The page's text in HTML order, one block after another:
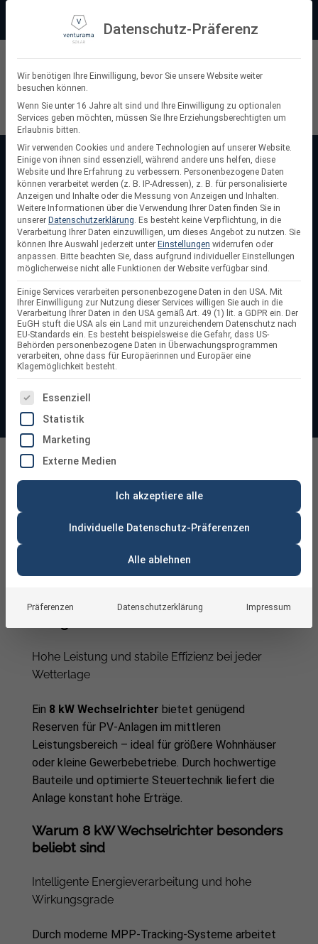
springen
+49 (0) 64 64 37 19 5 - 0
Suchen
nach:
Startseite/8 kW Wechselrichter
8 kW Wechselrichter
8 kW Wechselrichtersind leistungsstarke Allrounder für
mittlere bis größere Solaranlagen. Sie sorgen für eine
konstante Energieumwandlung, auch bei wechselnden
Bedingungen, und garantieren hohe Wirkungsgrade. Durch
deine intelligente Steuerung und langlebige Komponenten
sind sie sowohl für Privathäuser als auch für kleinere
Gewerbeanlagen eine wirtschaftliche Wahl. So nutzt du
deinen Solarstrom optimal, senkst deine Stromkosten und
erhöhst deinen Eigenverbrauch – effizient, robust und
zukunftssicher
8 kW Wechselrichter
Allrounder für mittlere bis größere
Hohe Leistung und stabile Effizienz bei jeder
Wetterlage
Ein 8 kW Wechselrichter bietet genügend
Reserven für PV-Anlagen im mittleren
Leistungsbereich – ideal für größere Wohnhäuser
oder kleine Gewerbebetriebe. Durch hochwertige
Bauteile und optimierte Steuertechnik liefert die
Anlage konstant hohe Erträge.
Warum 8 kW Wechselrichter besonders
beliebt sind
Intelligente Energieverarbeitung und hohe
Wirkungsgrade
Durch moderne MPP-Tracking-Systeme arbeitet
Datenschutz-Präferenz
Wir benötigen Ihre Einwilligung, bevor Sie unsere Website weiter
besuchen können.
Wenn Sie unter 16 Jahre alt sind und Ihre Einwilligung zu optionalen
Services geben möchten, müssen Sie Ihre Erziehungsberechtigten um
Erlaubnis bitten.
Wir verwenden Cookies und andere Technologien auf unserer Website.
Einige von ihnen sind essenziell, während andere uns helfen, diese
Website und Ihre Erfahrung zu verbessern. Personenbezogene Daten
können verarbeitet werden (z. B. IP-Adressen), z. B. für personalisierte
Anzeigen und Inhalte oder die Messung von Anzeigen und Inhalten.
Weitere Informationen über die Verwendung Ihrer Daten finden Sie in
unserer Datenschutzerklärung. Es besteht keine Verpflichtung, in die
Verarbeitung Ihrer Daten einzuwilligen, um dieses Angebot zu nutzen. Sie
können Ihre Auswahl jederzeit unter Einstellungen widerrufen oder
anpassen. Bitte beachten Sie, dass aufgrund individueller Einstellungen
möglicherweise nicht alle Funktionen der Website verfügbar sind.
Einige Services verarbeiten personenbezogene Daten in den USA. Mit
Ihrer Einwilligung zur Nutzung dieser Services willigen Sie auch in die
Verarbeitung Ihrer Daten in den USA gemäß Art. 49 (1) lit. a GDPR ein. Der
EuGH stuft die USA als ein Land mit unzureichendem Datenschutz nach
EU-Standards ein. Es besteht beispielsweise die Gefahr, dass US-
Behörden personenbezogene Daten in Überwachungsprogrammen
verarbeiten, ohne dass für Europäerinnen und Europäer eine
Klagemöglichkeit besteht.
ES FOLGT EINE LISTE DER SERVICE-GRUPPEN, FÜR
Essenziell
Statistik
Marketing
Externe Medien
Ich akzeptiere alle
Individuelle Datenschutz-Präferenzen
Alle ablehnen
Präferenzen Datenschutzerklärung Impressum